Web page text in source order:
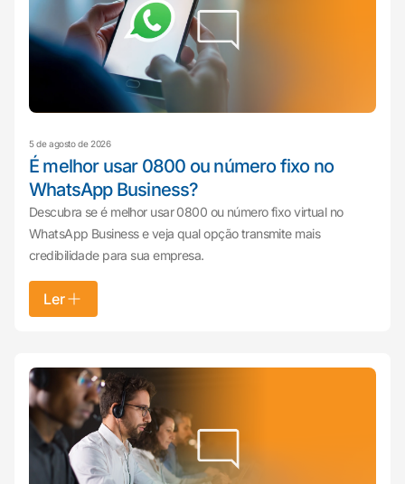
5 de agosto de 2026
É melhor usar 0800 ou número fixo no
WhatsApp Business?
Descubra se é melhor usar 0800 ou número fixo virtual no
WhatsApp Business e veja qual opção transmite mais
credibilidade para sua empresa.
Ler